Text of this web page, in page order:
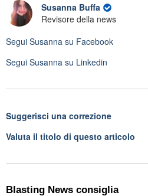
Susanna Buffa
Revisore della news
Segui Susanna su Facebook
Segui Susanna su Linkedin
Suggerisci una correzione
Valuta il titolo di questo articolo
Blasting News consiglia